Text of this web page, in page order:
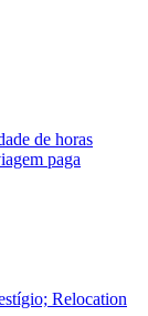
de horas
paga
Relocation